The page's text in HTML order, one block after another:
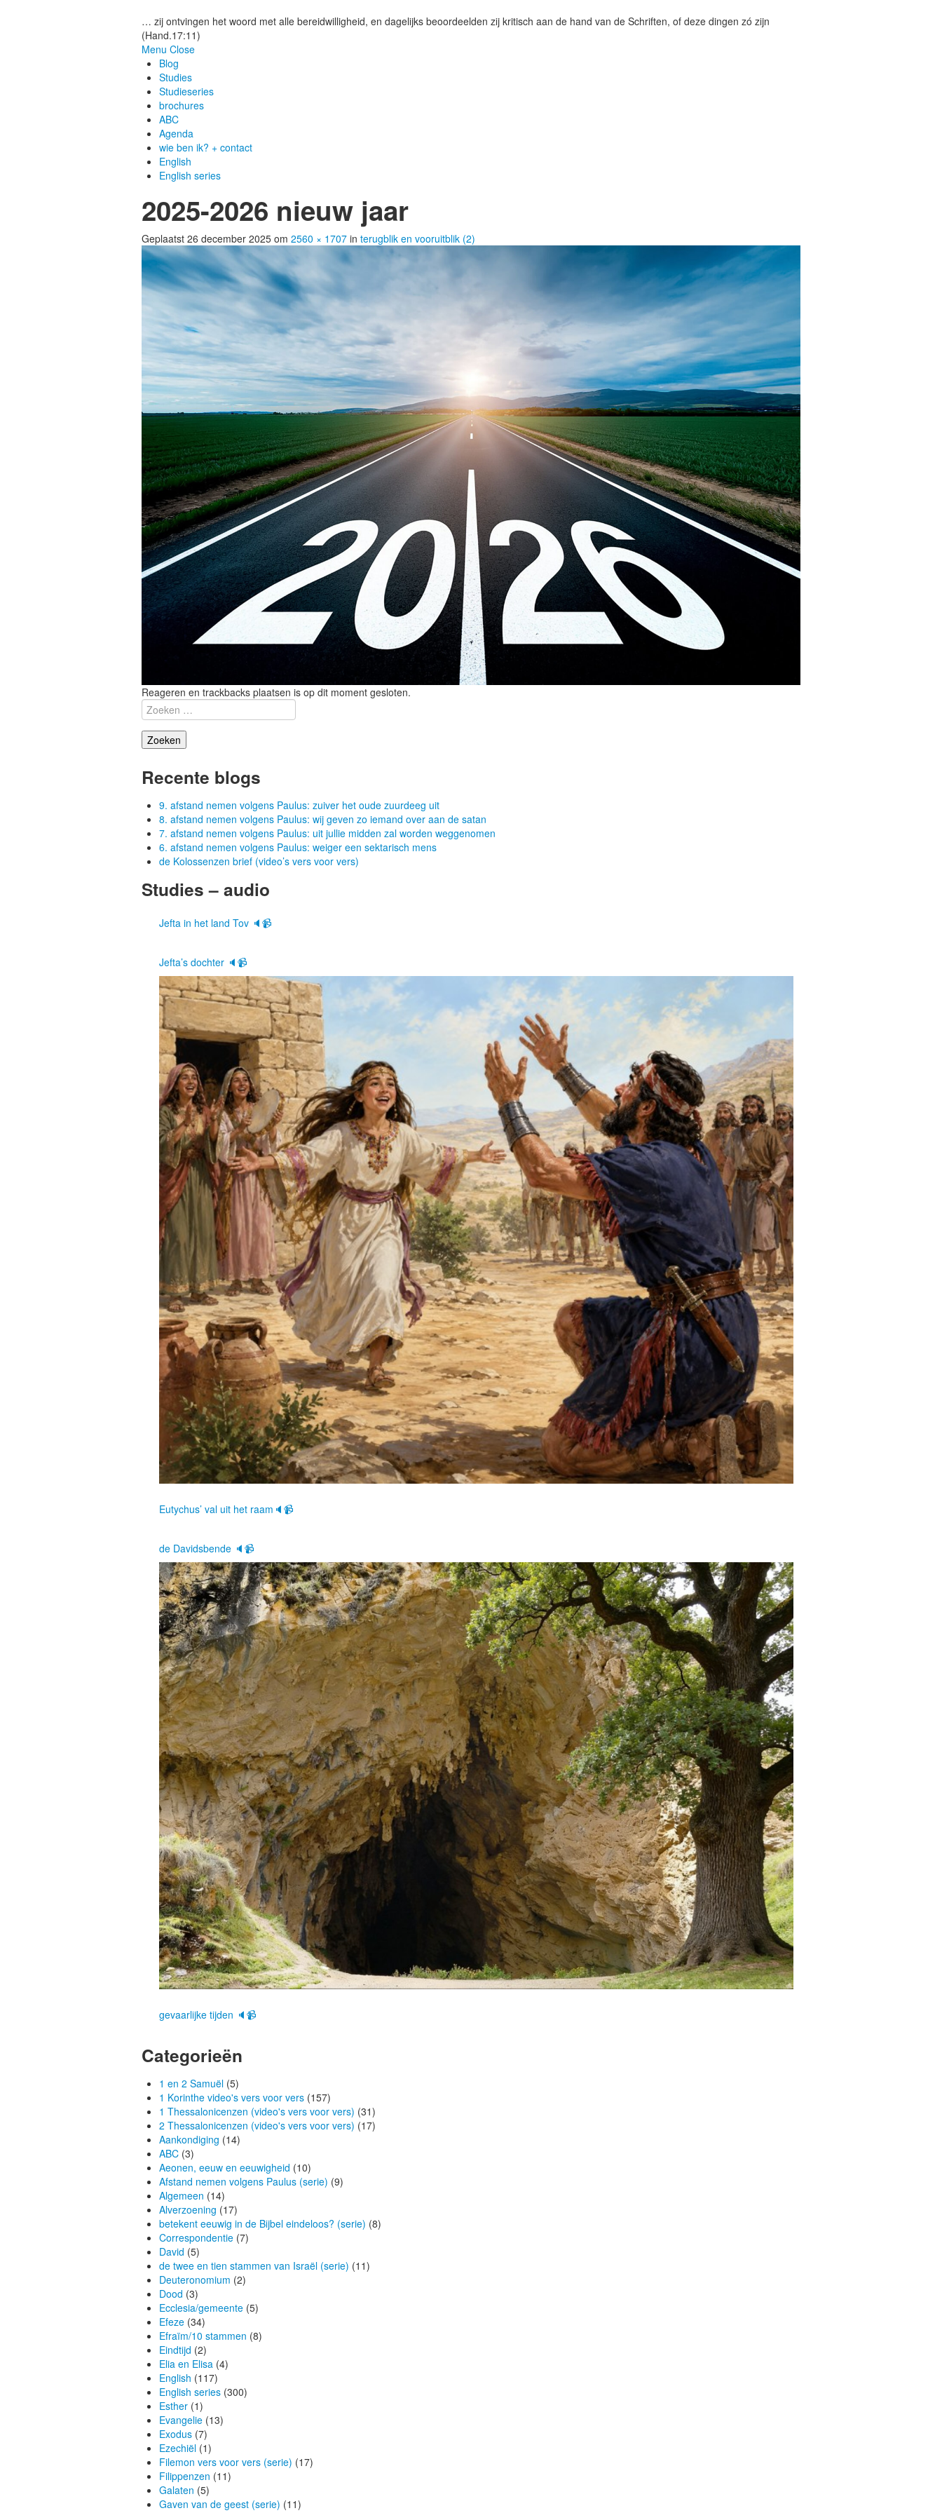
… zij ontvingen het woord met alle bereidwilligheid, en dagelijks beoordeelden zij kritisch aan de hand van de Schriften, of deze dingen zó zijn
(Hand.17:11)
Menu Close
Blog
Studies
Studieseries
brochures
ABC
Agenda
wie ben ik? + contact
English
English series
2025-2026 nieuw jaar
Geplaatst 26 december 2025 om 2560 × 1707 in terugblik en vooruitblik (2)
Reageren en trackbacks plaatsen is op dit moment gesloten.
Zoeken
naar:
Recente blogs
9. afstand nemen volgens Paulus: zuiver het oude zuurdeeg uit
8. afstand nemen volgens Paulus: wij geven zo iemand over aan de satan
7. afstand nemen volgens Paulus: uit jullie midden zal worden weggenomen
6. afstand nemen volgens Paulus: weiger een sektarisch mens
de Kolossenzen brief (video’s vers voor vers)
Studies – audio
Jefta in het land Tov 🔈📹
Jefta’s dochter 🔈📹
Eutychus’ val uit het raam🔈📹
de Davidsbende 🔈📹
gevaarlijke tijden 🔈📹
Categorieën
1 en 2 Samuël (5)
1 Korinthe video's vers voor vers (157)
1 Thessalonicenzen (video's vers voor vers) (31)
2 Thessalonicenzen (video's vers voor vers) (17)
Aankondiging (14)
ABC (3)
Aeonen, eeuw en eeuwigheid (10)
Afstand nemen volgens Paulus (serie) (9)
Algemeen (14)
Alverzoening (17)
betekent eeuwig in de Bijbel eindeloos? (serie) (8)
Correspondentie (7)
David (5)
de twee en tien stammen van Israël (serie) (11)
Deuteronomium (2)
Dood (3)
Ecclesia/gemeente (5)
Efeze (34)
Efraïm/10 stammen (8)
Eindtijd (2)
Elia en Elisa (4)
English (117)
English series (300)
Esther (1)
Evangelie (13)
Exodus (7)
Ezechiël (1)
Filemon vers voor vers (serie) (17)
Filippenzen (11)
Galaten (5)
Gaven van de geest (serie) (11)